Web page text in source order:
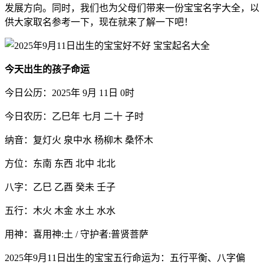
发展方向。同时，我们也为父母们带来一份宝宝名字大全，以
供大家取名参考一下，现在就来了解一下吧！
今天出生的孩子命运
今日公历：2025年 9月 11日 0时
今日农历：乙巳年 七月 二十 子时
纳音：复灯火 泉中水 杨柳木 桑怀木
方位：东南 东西 北中 北北
八字：乙巳 乙酉 癸未 壬子
五行：木火 木金 水土 水水
用神：喜用神:土 / 守护者:普贤菩萨
2025年9月11日出生的宝宝五行命运为：五行平衡、八字偏